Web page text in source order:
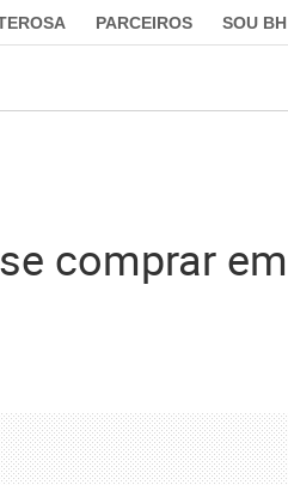
PARCEIROS SOU BH
comprar em